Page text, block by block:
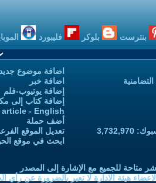
بنترست بلوكر فليبورد
اضافة موضوع جديد
اضافة خبر
إضافة يوتيوب-فلم
إضافة كتاب إلى
article - English
أضف حملة
تعديل الموقع
ابحث في موقع
متاحة للجميع مع الإشارة إلى المصدر
هيئة الادارة لا تعبر بالضرورة عن رأي